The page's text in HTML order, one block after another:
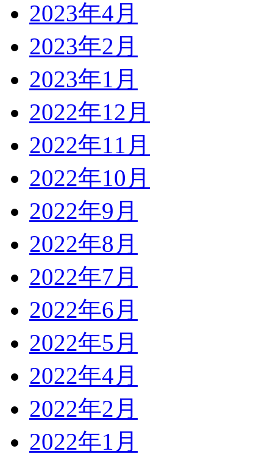
2023年4月
2023年2月
2023年1月
2022年12月
2022年11月
2022年10月
2022年9月
2022年8月
2022年7月
2022年6月
2022年5月
2022年4月
2022年2月
2022年1月